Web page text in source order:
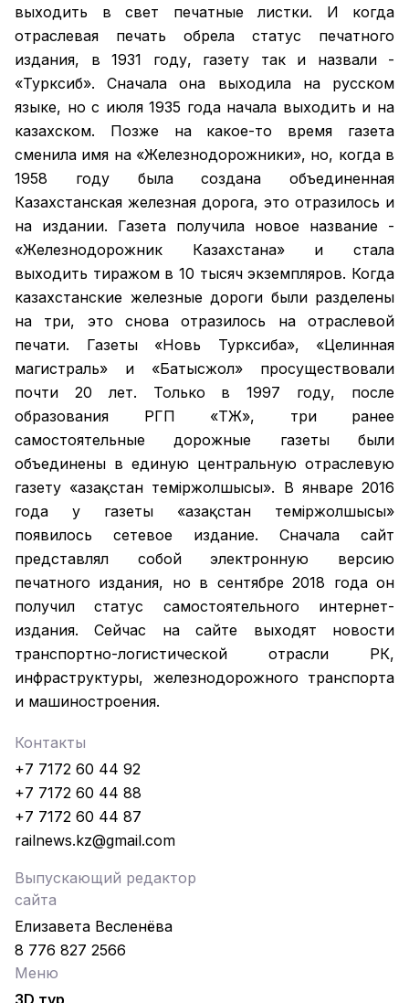
выходить в свет печатные листки. И когда
отраслевая печать обрела статус печатного
издания, в 1931 году, газету так и назвали -
«Турксиб». Сначала она выходила на русском
языке, но с июля 1935 года начала выходить и на
казахском. Позже на какое-то время газета
сменила имя на «Железнодорожники», но, когда в
1958 году была создана объединенная
Казахстанская железная дорога, это отразилось и
на издании. Газета получила новое название -
«Железнодорожник Казахстана» и стала
выходить тиражом в 10 тысяч экземпляров. Когда
казахстанские железные дороги были разделены
на три, это снова отразилось на отраслевой
печати. Газеты «Новь Турксиба», «Целинная
магистраль» и «Батысжол» просуществовали
почти 20 лет. Только в 1997 году, после
образования РГП «ҚТЖ», три ранее
самостоятельные дорожные газеты были
объединены в единую центральную отраслевую
газету «Қазақстан темiржолшысы». В январе 2016
года у газеты «Қазақстан теміржолшысы»
появилось сетевое издание. Сначала сайт
представлял собой электронную версию
печатного издания, но в сентябре 2018 года он
получил статус самостоятельного интернет-
издания. Сейчас на сайте выходят новости
транспортно-логистической отрасли РК,
инфраструктуры, железнодорожного транспорта
и машиностроения.
Контакты
+7 7172 60 44 92
+7 7172 60 44 88
+7 7172 60 44 87
railnews.kz@gmail.com
Выпускающий редактор
сайта
Елизавета Весленёва
8 776 827 2566
Меню
3D тур